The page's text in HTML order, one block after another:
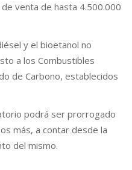
venta de hasta 4.500.000
y el bioetanol no
a los Combustibles
de Carbono, establecidos
podrá ser prorrogado
más, a contar desde la
del mismo.